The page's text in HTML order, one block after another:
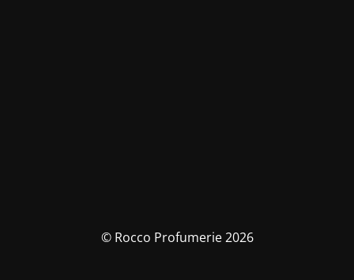
© Rocco Profumerie 2026